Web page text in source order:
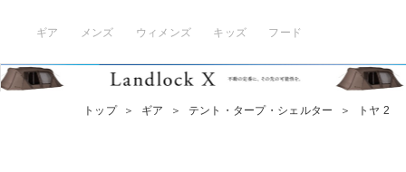
ギア メンズ ウィメンズ キッズ フード
トップ ＞ ギア ＞ テント・タープ・シェルター ＞ トヤ 2